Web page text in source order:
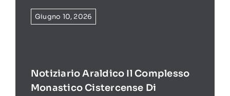
Giugno 10, 2026
Notiziario Araldico Il Complesso
Monastico Cistercense Di